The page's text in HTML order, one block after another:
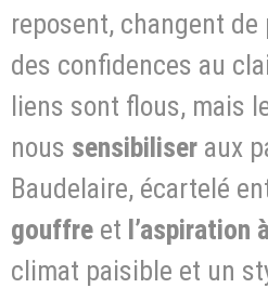
reposent, changent
des confidences au
liens sont flous, mais
nous sensibiliser aux
Baudelaire, écartelé
gouffre et l’aspiration
climat paisible et un